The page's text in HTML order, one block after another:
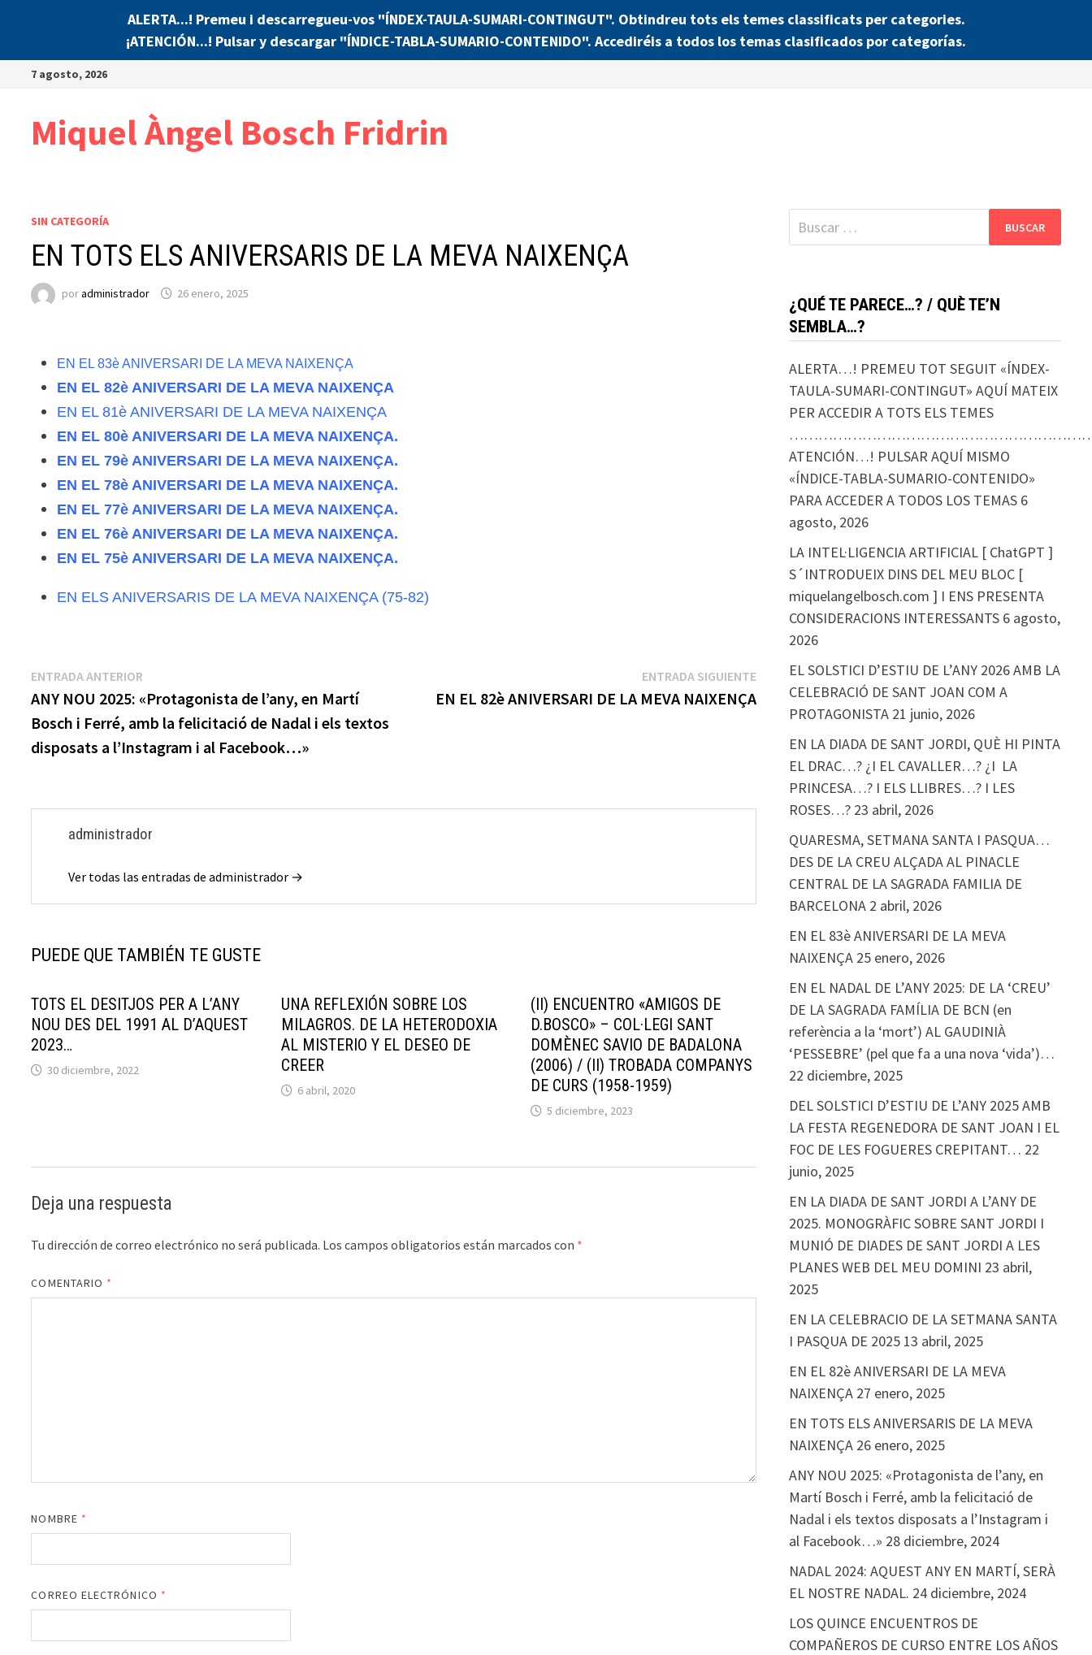
ALERTA...! Premeu i descarregueu-vos "ÍNDEX-TAULA-SUMARI-CONTINGUT". Obtindreu tots els temes classificats per categories.
¡ATENCIÓN...! Pulsar y descargar "ÍNDICE-TABLA-SUMARIO-CONTENIDO". Accediréis a todos los temas clasificados por categorías.
Saltar7 agosto, 2026
Miquel Àngel Bosch Fridrin
SIN CATEGORÍA
EN TOTS ELS ANIVERSARIS DE LA MEVA NAIXENÇA
poradministrador 26 enero, 2025
EN EL 83è ANIVERSARI DE LA MEVA NAIXENÇA
EN EL 82è ANIVERSARI DE LA MEVA NAIXENÇA
EN EL 81è ANIVERSARI DE LA MEVA NAIXENÇA
EN EL 80è ANIVERSARI DE LA MEVA NAIXENÇA.
EN EL 79è ANIVERSARI DE LA MEVA NAIXENÇA.
EN EL 78è ANIVERSARI DE LA MEVA NAIXENÇA.
EN EL 77è ANIVERSARI DE LA MEVA NAIXENÇA.
EN EL 76è ANIVERSARI DE LA MEVA NAIXENÇA.
EN EL 75è ANIVERSARI DE LA MEVA NAIXENÇA.
EN ELS ANIVERSARIS DE LA MEVA NAIXENÇA (75-82)
Navegación
de
entradas
ENTRADA ANTERIOR
anterior:
ANY NOU 2025: «Protagonista de l’any, en Martí
Bosch i Ferré, amb la felicitació de Nadal i els textos
disposats a l’Instagram i al Facebook…»
ENTRADA SIGUIENTEEntrada
siguiente:
EN EL 82è ANIVERSARI DE LA MEVA NAIXENÇA
administrador
Ver todas las entradas de administrador →
PUEDE QUE TAMBIÉN TE GUSTE
TOTS EL DESITJOS PER A L’ANY
NOU DES DEL 1991 AL D’AQUEST
2023…
30 diciembre, 2022
UNA REFLEXIÓN SOBRE LOS
MILAGROS. DE LA HETERODOXIA
AL MISTERIO Y EL DESEO DE
CREER
6 abril, 2020
(II) ENCUENTRO «AMIGOS DE
D.BOSCO» – COL·LEGI SANT
DOMÈNEC SAVIO DE BADALONA
(2006) / (II) TROBADA COMPANYS
DE CURS (1958-1959)
5 diciembre, 2023
Deja una respuesta
Tu dirección de correo electrónico no será publicada. Los campos obligatorios están marcados con *
COMENTARIO *
NOMBRE *
CORREO ELECTRÓNICO *
Buscar:
¿QUÉ TE PARECE…? / QUÈ TE’N
SEMBLA…?
ALERTA…! PREMEU TOT SEGUIT «ÍNDEX-
TAULA-SUMARI-CONTINGUT» AQUÍ MATEIX
PER ACCEDIR A TOTS ELS TEMES
ATENCIÓN…! PULSAR AQUÍ MISMO
«ÍNDICE-TABLA-SUMARIO-CONTENIDO»
PARA ACCEDER A TODOS LOS TEMAS 6
agosto, 2026
LA INTEL·LIGENCIA ARTIFICIAL [ ChatGPT ]
S´INTRODUEIX DINS DEL MEU BLOC [
miquelangelbosch.com ] I ENS PRESENTA
CONSIDERACIONS INTERESSANTS 6 agosto,
2026
EL SOLSTICI D’ESTIU DE L’ANY 2026 AMB LA
CELEBRACIÓ DE SANT JOAN COM A
PROTAGONISTA 21 junio, 2026
EN LA DIADA DE SANT JORDI, QUÈ HI PINTA
EL DRAC…? ¿I EL CAVALLER…? ¿I LA
PRINCESA…? I ELS LLIBRES…? I LES
ROSES…? 23 abril, 2026
QUARESMA, SETMANA SANTA I PASQUA…
DES DE LA CREU ALÇADA AL PINACLE
CENTRAL DE LA SAGRADA FAMILIA DE
BARCELONA 2 abril, 2026
EN EL 83è ANIVERSARI DE LA MEVA
NAIXENÇA 25 enero, 2026
EN EL NADAL DE L’ANY 2025: DE LA ‘CREU’
DE LA SAGRADA FAMÍLIA DE BCN (en
referència a la ‘mort’) AL GAUDINIÀ
‘PESSEBRE’ (pel que fa a una nova ‘vida’)…
22 diciembre, 2025
DEL SOLSTICI D’ESTIU DE L’ANY 2025 AMB
LA FESTA REGENEDORA DE SANT JOAN I EL
FOC DE LES FOGUERES CREPITANT… 22
junio, 2025
EN LA DIADA DE SANT JORDI A L’ANY DE
2025. MONOGRÀFIC SOBRE SANT JORDI I
MUNIÓ DE DIADES DE SANT JORDI A LES
PLANES WEB DEL MEU DOMINI 23 abril,
2025
EN LA CELEBRACIO DE LA SETMANA SANTA
I PASQUA DE 2025 13 abril, 2025
EN EL 82è ANIVERSARI DE LA MEVA
NAIXENÇA 27 enero, 2025
EN TOTS ELS ANIVERSARIS DE LA MEVA
NAIXENÇA 26 enero, 2025
ANY NOU 2025: «Protagonista de l’any, en
Martí Bosch i Ferré, amb la felicitació de
Nadal i els textos disposats a l’Instagram i
al Facebook…» 28 diciembre, 2024
NADAL 2024: AQUEST ANY EN MARTÍ, SERÀ
EL NOSTRE NADAL. 24 diciembre, 2024
LOS QUINCE ENCUENTROS DE
COMPAÑEROS DE CURSO ENTRE LOS AÑOS